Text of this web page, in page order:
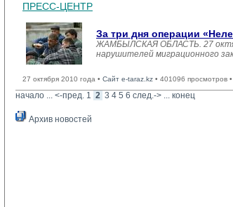
ПРЕСС-ЦЕНТР
За три дня операции
ЖАМБЫЛСКАЯ ОБЛАСТЬ. 27
нарушителей миграционного
27 октября 2010 года • Сайт e-taraz.kz • 401096 просмотров
начало ... <-пред. 1 2 3 4 5 6 след.-> ... конец
Архив новостей